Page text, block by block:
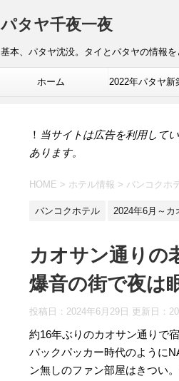
パタヤ千夜一夜
基本、パタヤ沈没。タイとパタヤの情報を
ホーム 2022年パタヤ新
！ 当サイトは広告を利用して
あります。
HOME > ホテル情報 > バンコクホ
バンコクホテル 2024年6月～カ
カオサン通りの
爆音の街で夜は
投稿日：2024年6月29日 更新日：
約16年ぶりのカオサン通りで
バックパッカー時代のように
ン無しのファン部屋はきつい